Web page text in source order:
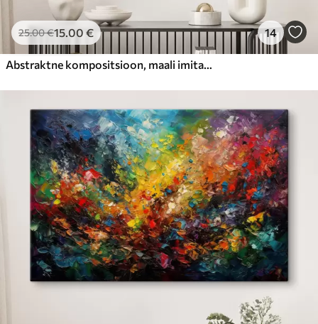
25.00€15.00 € 14
Abstraktne kompositsioon, maali imitatsioon